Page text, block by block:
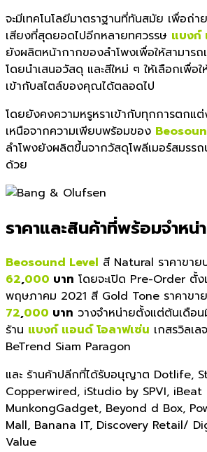
จะมีเทคโนโลยีมาตราฐานที่ทันสมัย เพื่อถ่
เสียงที่สุดยอดไปอีกหลายทศวรรษ แบงก์
ยังผลิตหน้ากากของลำโพงเพื่อให้สามารถ
โดยนำเสนอวัสดุ และสีใหม่ ๆ ให้เลือกเพื่อ
เข้ากับสไตล์ของคุณได้ตลอดไป
โดยยังคงความหรูหราเข้ากับทุกการตกแ
เหนือจากความเพียบพร้อมของ
ลำโพงยังผลิตขึ้นจากวัสดุโพลีเมอร์สมรรถ
ด้วย
ราคาและสินค้าที่พร้อมจำหน่
Beosound Level สี Natural ราคาขาย
62,000 บาท โดยจะเปิด Pre-Order ตั้
พฤษภาคม 2021 สี Gold Tone ราคาขา
72,000 บาท วางจำหน่ายตั้งแต่ต้นเดือ
ร้าน แบงก์ แอนด์ โอลาฟเซ่น เกสรวิลเ
BeTrend Siam Paragon
และ ร้านค้าปลีกที่ได้รับอนุญาต Dotlife,
Copperwired, iStudio by SPVI,
MunkongGadget, Beyond d Box,
Mall, Banana IT, Discovery Retail/
Value